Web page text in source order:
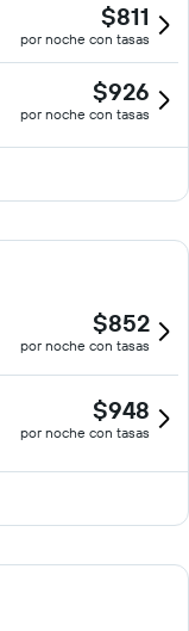
$811
por noche con tasas
$926
por noche con tasas
$852
por noche con tasas
$948
por noche con tasas